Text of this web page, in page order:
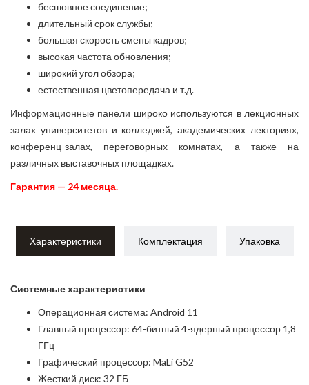
бесшовное соединение;
длительный срок службы;
большая скорость смены кадров;
высокая частота обновления;
широкий угол обзора;
естественная цветопередача и т.д.
Информационные панели широко используются в лекционных
залах университетов и колледжей, академических лекториях,
конференц-залах, переговорных комнатах, а также на
различных выставочных площадках.
Гарантия — 24 месяца.
Характеристики Комплектация Упаковка
Системные характеристики
Операционная система: Android 11
Главный процессор: 64-битный 4-ядерный процессор 1,8
ГГц
Графический процессор: MaLi G52
Жесткий диск: 32 ГБ